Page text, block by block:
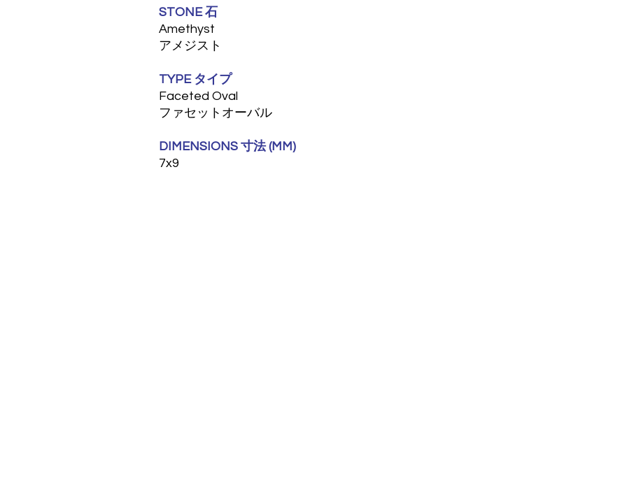
STONE 石
Amethyst
アメジスト
TYPE タイプ
Faceted Oval
ファセットオーバル
DIMENSIONS 寸法 (MM)
7x9